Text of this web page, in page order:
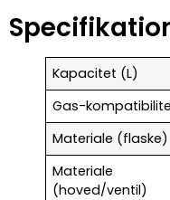
Kapacitet (L)
Gas-
Materiale (flaske)
Materiale
(hoved/ventil)